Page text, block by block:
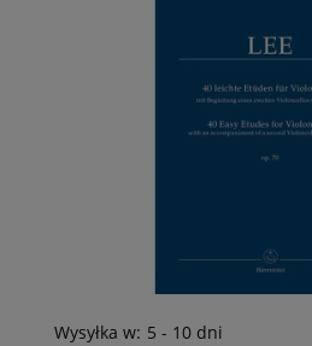
Wysyłka w: 5 - 10 dni